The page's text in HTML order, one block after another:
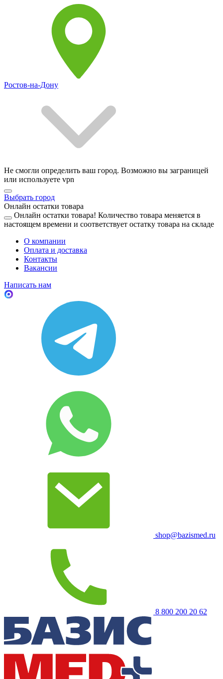
Ростов-на-Дону
Не смогли определить ваш город. Возможно вы заграницей
или используете vpn
Выбрать город
Онлайн остатки товара
Онлайн остатки товара! Количество товара меняется в
настоящем времени и соответствует остатку товара на складе
О компании
Оплата и доставка
Контакты
Вакансии
Написать нам
shop@bazismed.ru
8 800 200 20 62